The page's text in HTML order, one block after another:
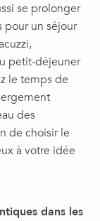
se prolonger
pour un séjour
petit-déjeuner
le temps de
des
de choisir le
à votre idée
dans les